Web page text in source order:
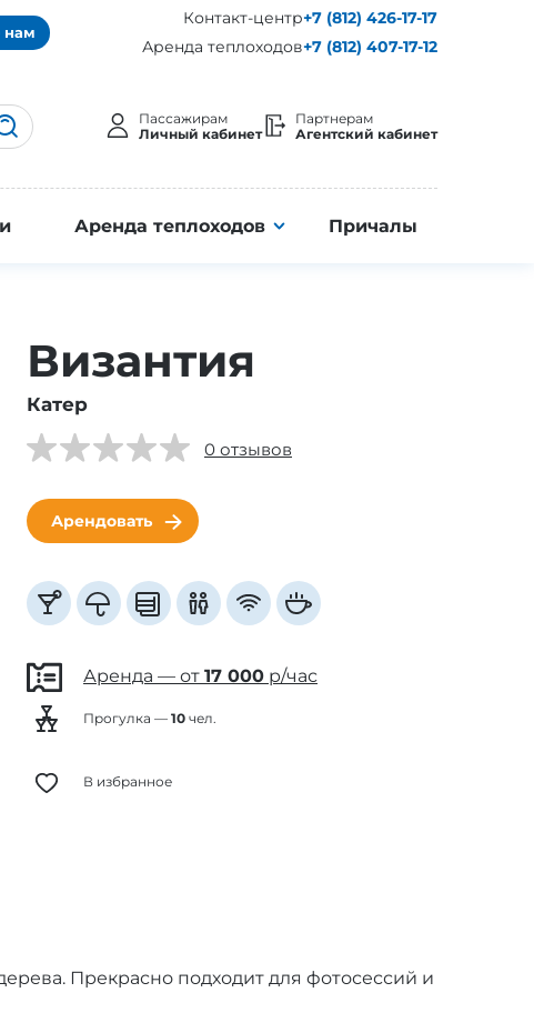
нам
Контакт-центр+7 (812) 426-17-17
Аренда теплоходов+7 (812) 407-17-12
Пассажирам
Личный кабинет
Партнерам
Агентский кабинет
Аренда теплоходов Причалы
Византия
Катер
0 отзывов
Арендовать
Аренда — от 17 000 р/час
Прогулка — 10 чел.
В избранное
Прекрасно подходит для фотосессий и